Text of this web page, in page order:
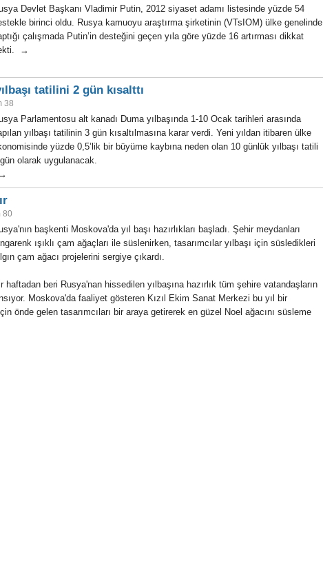
Devlet Başkanı Vladimir Putin, 2012 siyaset adamı listesinde yüzde 54
birinci oldu. Rusya kamuoyu araştırma şirketinin (VTsIOM) ülke genelinde
çalışmada Putin’in desteğini geçen yıla göre yüzde 16 artırması dikkat
→
tatilini 2 gün kısalttı
38
Parlamentosu alt kanadı Duma yılbaşında 1-10 Ocak tarihleri arasında
yılbaşı tatilinin 3 gün kısaltılmasına karar verdi. Yeni yıldan itibaren ülke
yüzde 0,5’lik bir büyüme kaybına neden olan 10 günlük yılbaşı tatili
olarak uygulanacak.
80
başkenti Moskova'da yıl başı hazırlıkları başladı. Şehir meydanları
ışıklı çam ağaçları ile süslenirken, tasarımcılar yılbaşı için süsledikleri
çam ağacı projelerini sergiye çıkardı.
haftadan beri Rusya'nan hissedilen yılbaşına hazırlık tüm şehire vatandaşların
Moskova'da faaliyet gösteren Kızıl Ekim Sanat Merkezi bu yıl bir
önde gelen tasarımcıları bir araya getirerek en güzel Noel ağacını süsleme